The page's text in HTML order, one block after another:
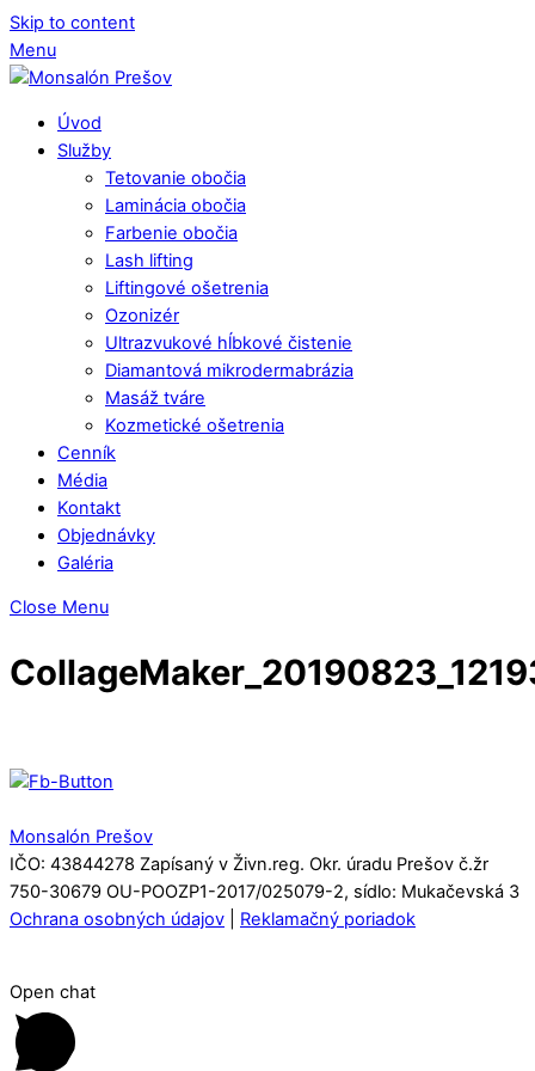
Skip to content
Menu
Úvod
Služby
Tetovanie obočia
Laminácia obočia
Farbenie obočia
Lash lifting
Liftingové ošetrenia
Ozonizér
Ultrazvukové hĺbkové čistenie
Diamantová mikrodermabrázia
Masáž tváre
Kozmetické ošetrenia
Cenník
Média
Kontakt
Objednávky
Galéria
Close Menu
Monsalón Prešov
IČO: 43844278 Zapísaný v Živn.reg. Okr. úradu Prešov č.žr
750-30679 OU-POOZP1-2017/025079-2, sídlo: Mukačevská 3
Ochrana osobných údajov
Reklamačný poriadok
Open chat